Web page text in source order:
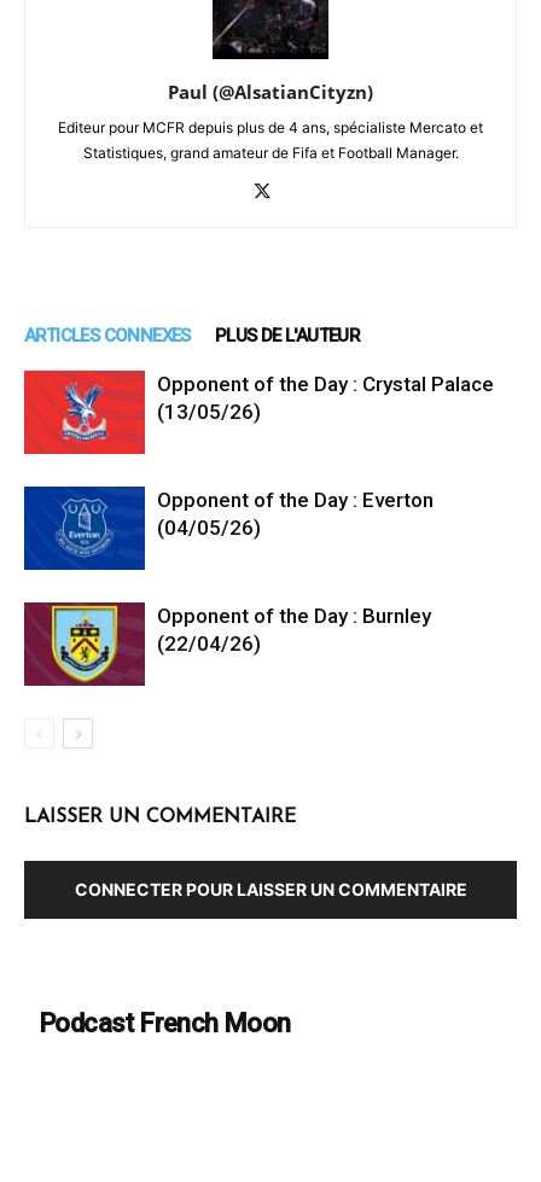
Paul (@AlsatianCityzn)
Editeur pour MCFR depuis plus de 4 ans, spécialiste Mercato et
Statistiques, grand amateur de Fifa et Football Manager.
ARTICLES CONNEXES PLUS DE L'AUTEUR
Opponent of the Day : Crystal Palace
(13/05/26)
Opponent of the Day : Everton
(04/05/26)
Opponent of the Day : Burnley
(22/04/26)
LAISSER UN COMMENTAIRE
CONNECTER POUR LAISSER UN COMMENTAIRE
Podcast French Moon